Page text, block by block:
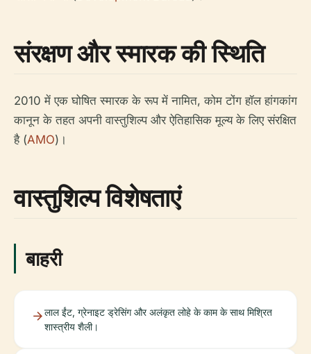
संरक्षण और स्मारक की स्थिति
2010 में एक घोषित स्मारक के रूप में नामित, कोम टोंग हॉल हांगकांग
कानून के तहत अपनी वास्तुशिल्प और ऐतिहासिक मूल्य के लिए संरक्षित
है (AMO)।
वास्तुशिल्प विशेषताएं
बाहरी
लाल ईंट, ग्रेनाइट ड्रेसिंग और अलंकृत लोहे के काम के साथ मिश्रित
शास्त्रीय शैली।